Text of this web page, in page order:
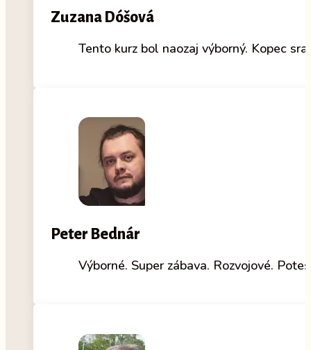
Zuzana Dóšová
Tento kurz bol naozaj výborný. Kopec
Peter Bednár
Výborné. Super zábava. Rozvojové.